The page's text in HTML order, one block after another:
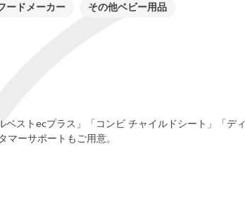
ードメーカー その他ベビー用品
ストecプラス」「コンビ チャイルドシート」「ディ
ーサポートもご用意。